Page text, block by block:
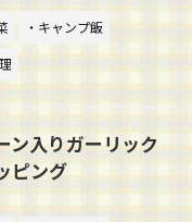
・キャンプ飯
ン入りガーリック
ピング